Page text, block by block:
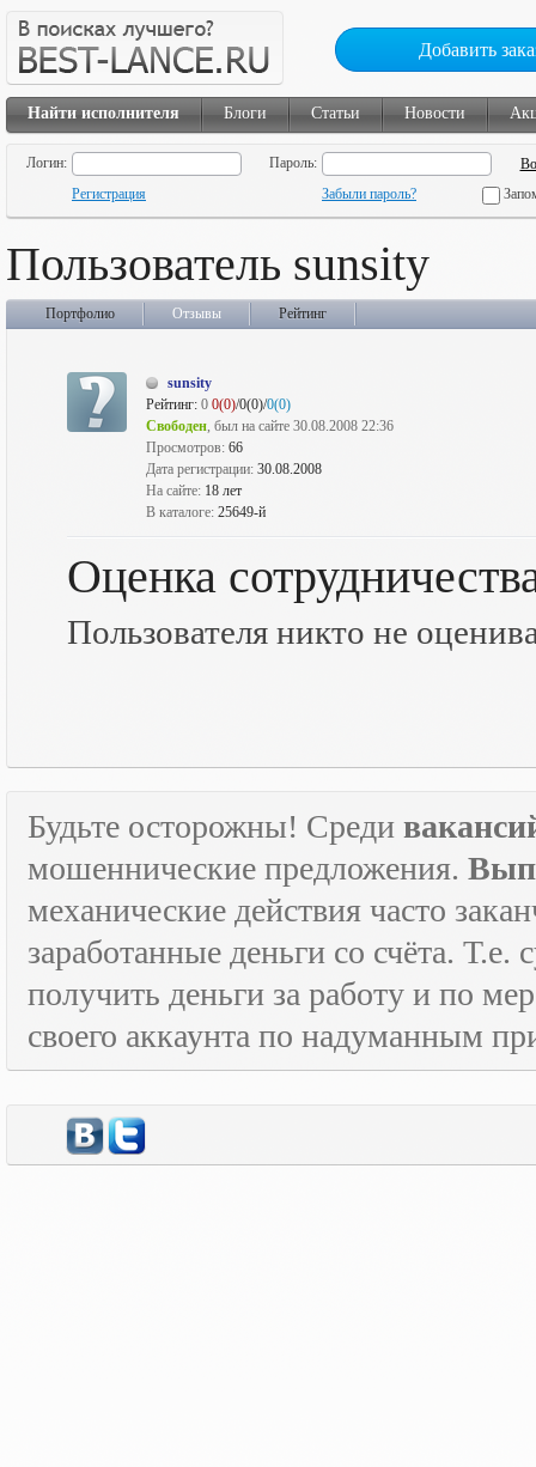
Добавить
Найти исполнителя Блоги Статьи Новости
Логин:
Пароль:
Регистрация
Забыли пароль?
Пользователь sunsity
Портфолио Отзывы Рейтинг
sunsity
Рейтинг: 0 0(0)/0(0)/0(0)
Свободен, был на сайте 30.08.2008 22:36
Просмотров: 66
Дата регистрации: 30.08.2008
На сайте: 18 лет
В каталоге: 25649-й
Оценка
Пользователя никто не
Будьте осторожны! Среди
мошеннические предложения.
механические действия часто
заработанные деньги со счёта.
получить деньги за работу и по
своего аккаунта по надуманным